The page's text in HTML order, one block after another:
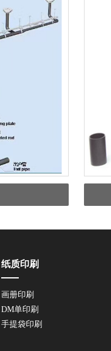
纸质印刷
画册印刷
DM单印刷
手提袋印刷